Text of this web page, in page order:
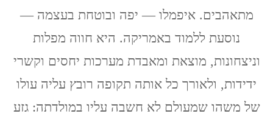
מתאהבים. איפמלו — יפה ובוטחת בעצמה —
נוסעת ללמוד באמריקה. היא חווה מפלות
וניצחונות, מוצאת ומאבדת מערכות יחסים וקשרי
ידידות, ולאורך כל אותה תקופה רובץ עליה עולו
של משהו שמעולם לא חשבה עליו במולדתה: גזע